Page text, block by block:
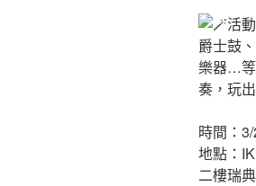
活
爵士鼓
樂器…等
奏，玩
時間：
地點：
二樓瑞